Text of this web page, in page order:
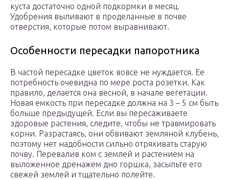
куста достаточно одной подкормки в месяц.
Удобрения выливают в проделанные в почве
отверстия, которые потом выравнивают.
Особенности пересадки папоротника
В частой пересадке цветок вовсе не нуждается. Ее
потребность очевидна по мере роста розетки. Как
правило, делается она весной, в начале вегетации.
Новая емкость при пересадке должна на 3 – 5 см быть
больше предыдущей. Если вы пересаживаете
здоровые растения, следите, чтобы не травмировать
корни. Разрастаясь, они обвивают земляной клубень,
поэтому нет надобности сильно отряхивать старую
почву. Перевалив ком с землей и растением на
выложенное дренажем дно горшка, засыпьте его
свежей землей и тщательно полейте.